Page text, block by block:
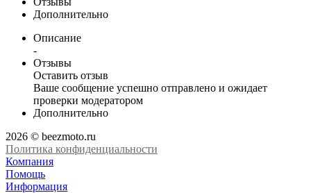
Дополнительно
Описание
-
Отзывы
Оставить отзыв
Ваше сообщение успешно отправлено и ожидает
проверки модератором
Дополнительно
2026 © beezmoto.ru
Политика конфиденциальности
Компания
Помощь
Информация